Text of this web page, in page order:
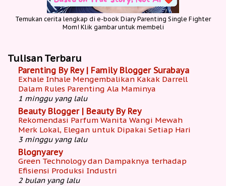
Temukan cerita lengkap di e-book Diary Parenting Single Fighter
Mom! Klik gambar untuk membeli
Tulisan Terbaru
Parenting By Rey | Family Blogger Surabaya
Exhale Inhale Mengembalikan Kakak Darrell
Dalam Rules Parenting Ala Maminya
1 minggu yang lalu
Beauty Blogger | Beauty By Rey
Rekomendasi Parfum Wanita Wangi Mewah
Merk Lokal, Elegan untuk Dipakai Setiap Hari
3 minggu yang lalu
Blognyarey
Green Technology dan Dampaknya terhadap
Efisiensi Produksi Industri
2 bulan yang lalu